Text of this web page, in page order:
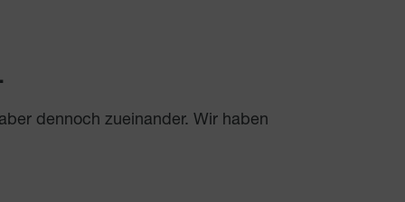
dennoch zueinander. Wir haben